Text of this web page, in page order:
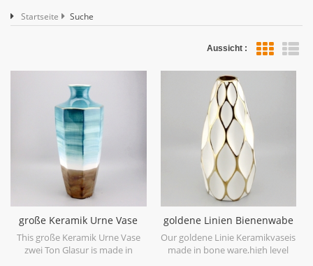
Startseite Suche
Aussicht :
große Keramik Urne Vase
zwei Ton Glasur
This große Keramik Urne Vase
zwei Ton Glasur is made in
goldene Linien Bienenwabe
keramische weiße Vase
Our goldene Linie Keramikvaseis
made in bone ware,high level